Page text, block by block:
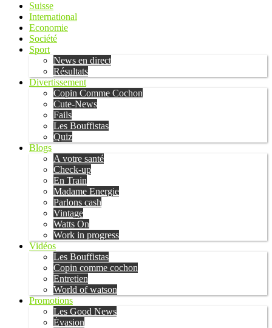
Suisse
International
Economie
Société
Sport
News en direct
Résultats
Divertissement
Copin Comme Cochon
Cute-News
Fails
Les Bouffistas
Quiz
Blogs
A votre santé
Check-up
En Train
Madame Energie
Parlons cash
Vintage
Watts On
Work in progress
Vidéos
Les Bouffistas
Copin comme cochon
Entretien
World of watson
Promotions
Les Good News
Évasion